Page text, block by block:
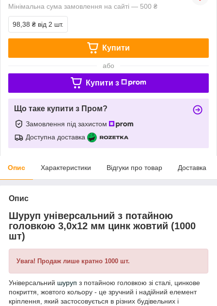
Мінімальна сума замовлення на сайті — 500 ₴
98,38 ₴ від 2 шт.
Купити
або
Купити з
Що таке купити з Пром?
Замовлення під захистом
Доступна доставка
Опис Характеристики Відгуки про товар Доставка
Опис
Шуруп універсальний з потайною
головкою 3,0х12 мм цинк жовтий (1000
шт)
Увага! Продаж лише кратно 1000 шт.
Універсальний шуруп з потайною головкою зі сталі, цинкове
покриття, жовтого кольору - це зручний і надійний елемент
кріплення, який застосовується в різних будівельних і